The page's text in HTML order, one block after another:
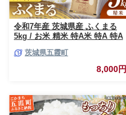
令和7年産 茨城県産 ふくまる
5kg / お米 精米 特A米 特A 特A
五霞町【価格改定X】
茨城県五霞町
8,000円